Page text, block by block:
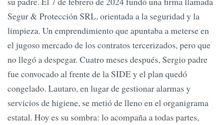
Segur & Protección SRL, orientada a la seguridad y la
limpieza. Un emprendimiento que apuntaba a meterse en
el jugoso mercado de los contratos tercerizados, pero que
no llegó a despegar. Cuatro meses después, Sergio padre
fue convocado al frente de la SIDE y el plan quedó
congelado. Lautaro, en lugar de gestionar alarmas y
servicios de higiene, se metió de lleno en el organigrama
estatal. Hoy es su sombra: lo acompaña a todas partes,